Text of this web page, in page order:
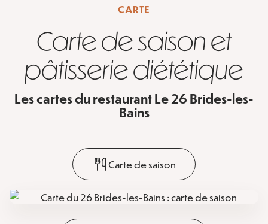
CARTE
Carte de saison et
pâtisserie diététique
Les cartes du restaurant Le 26 Brides-les-
Bains
Carte de saison